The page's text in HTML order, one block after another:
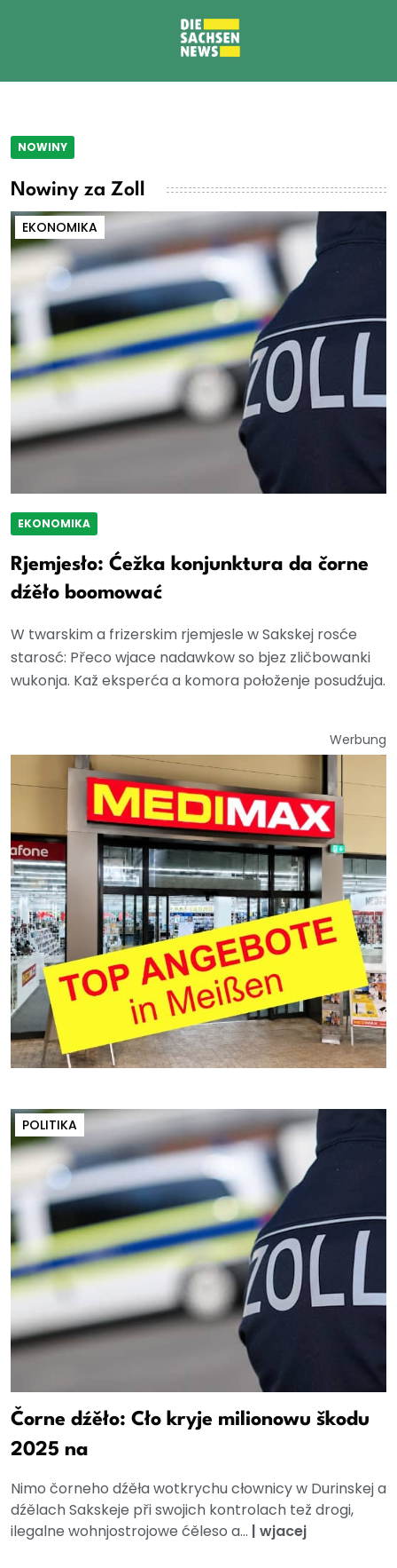
NOWINY
Nowiny za Zoll
EKONOMIKA
EKONOMIKA
Rjemjesło: Ćežka konjunktura da čorne
dźěło boomować
W twarskim a frizerskim rjemjesle w Sakskej rosće
starosć: Přeco wjace nadawkow so bjez zličbowanki
wukonja. Kaž eksperća a komora połoženje posudźuja.
Werbung
POLITIKA
Čorne dźěło: Cło kryje milionowu škodu
2025 na
Nimo čorneho dźěła wotkrychu cłownicy w Durinskej a
dźělach Sakskeje při swojich kontrolach tež drogi,
ilegalne wohnjostrojowe ćěleso a... | wjacej